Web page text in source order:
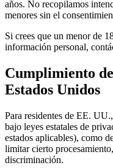
años. No recopilamos
menores sin el
Si crees que un menor de
información personal,
Cumplimiento
Estados Unidos
Para residentes de EE.
bajo leyes estatales de
estados aplicables), como
limitar cierto
discriminación.